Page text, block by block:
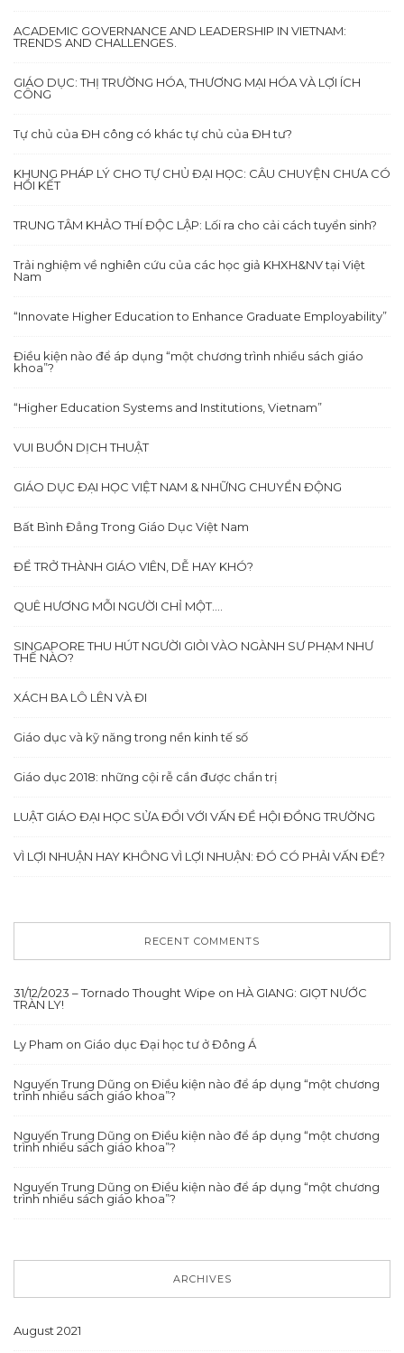
ACADEMIC GOVERNANCE AND LEADERSHIP IN VIETNAM:
TRENDS AND CHALLENGES.
GIÁO DỤC: THỊ TRƯỜNG HÓA, THƯƠNG MẠI HÓA VÀ LỢI ÍCH
CÔNG
Tự chủ của ĐH công có khác tự chủ của ĐH tư?
KHUNG PHÁP LÝ CHO TỰ CHỦ ĐẠI HỌC: CÂU CHUYỆN CHƯA CÓ
HỒI KẾT
TRUNG TÂM KHẢO THÍ ĐỘC LẬP: Lối ra cho cải cách tuyển sinh?
Trải nghiệm về nghiên cứu của các học giả KHXH&NV tại Việt
Nam
“Innovate Higher Education to Enhance Graduate Employability”
Điều kiện nào để áp dụng “một chương trình nhiều sách giáo
khoa”?
“Higher Education Systems and Institutions, Vietnam”
VUI BUỒN DỊCH THUẬT
GIÁO DỤC ĐẠI HỌC VIỆT NAM & NHỮNG CHUYỂN ĐỘNG
Bất Bình Đẳng Trong Giáo Dục Việt Nam
ĐỂ TRỞ THÀNH GIÁO VIÊN, DỄ HAY KHÓ?
QUÊ HƯƠNG MỖI NGƯỜI CHỈ MỘT….
SINGAPORE THU HÚT NGƯỜI GIỎI VÀO NGÀNH SƯ PHẠM NHƯ
THẾ NÀO?
XÁCH BA LÔ LÊN VÀ ĐI
Giáo dục và kỹ năng trong nền kinh tế số
Giáo dục 2018: những cội rễ cần được chẩn trị
LUẬT GIÁO ĐẠI HỌC SỬA ĐỔI VỚI VẤN ĐỀ HỘI ĐỒNG TRƯỜNG
VÌ LỢI NHUẬN HAY KHÔNG VÌ LỢI NHUẬN: ĐÓ CÓ PHẢI VẤN ĐỀ?
RECENT COMMENTS
31/12/2023 – Tornado Thought Wipe on HÀ GIANG: GIỌT NƯỚC
TRÀN LY!
Ly Pham on Giáo dục Đại học tư ở Đông Á
Nguyến Trung Dũng on Điều kiện nào để áp dụng “một chương
trình nhiều sách giáo khoa”?
Nguyến Trung Dũng on Điều kiện nào để áp dụng “một chương
trình nhiều sách giáo khoa”?
Nguyến Trung Dũng on Điều kiện nào để áp dụng “một chương
trình nhiều sách giáo khoa”?
ARCHIVES
August 2021